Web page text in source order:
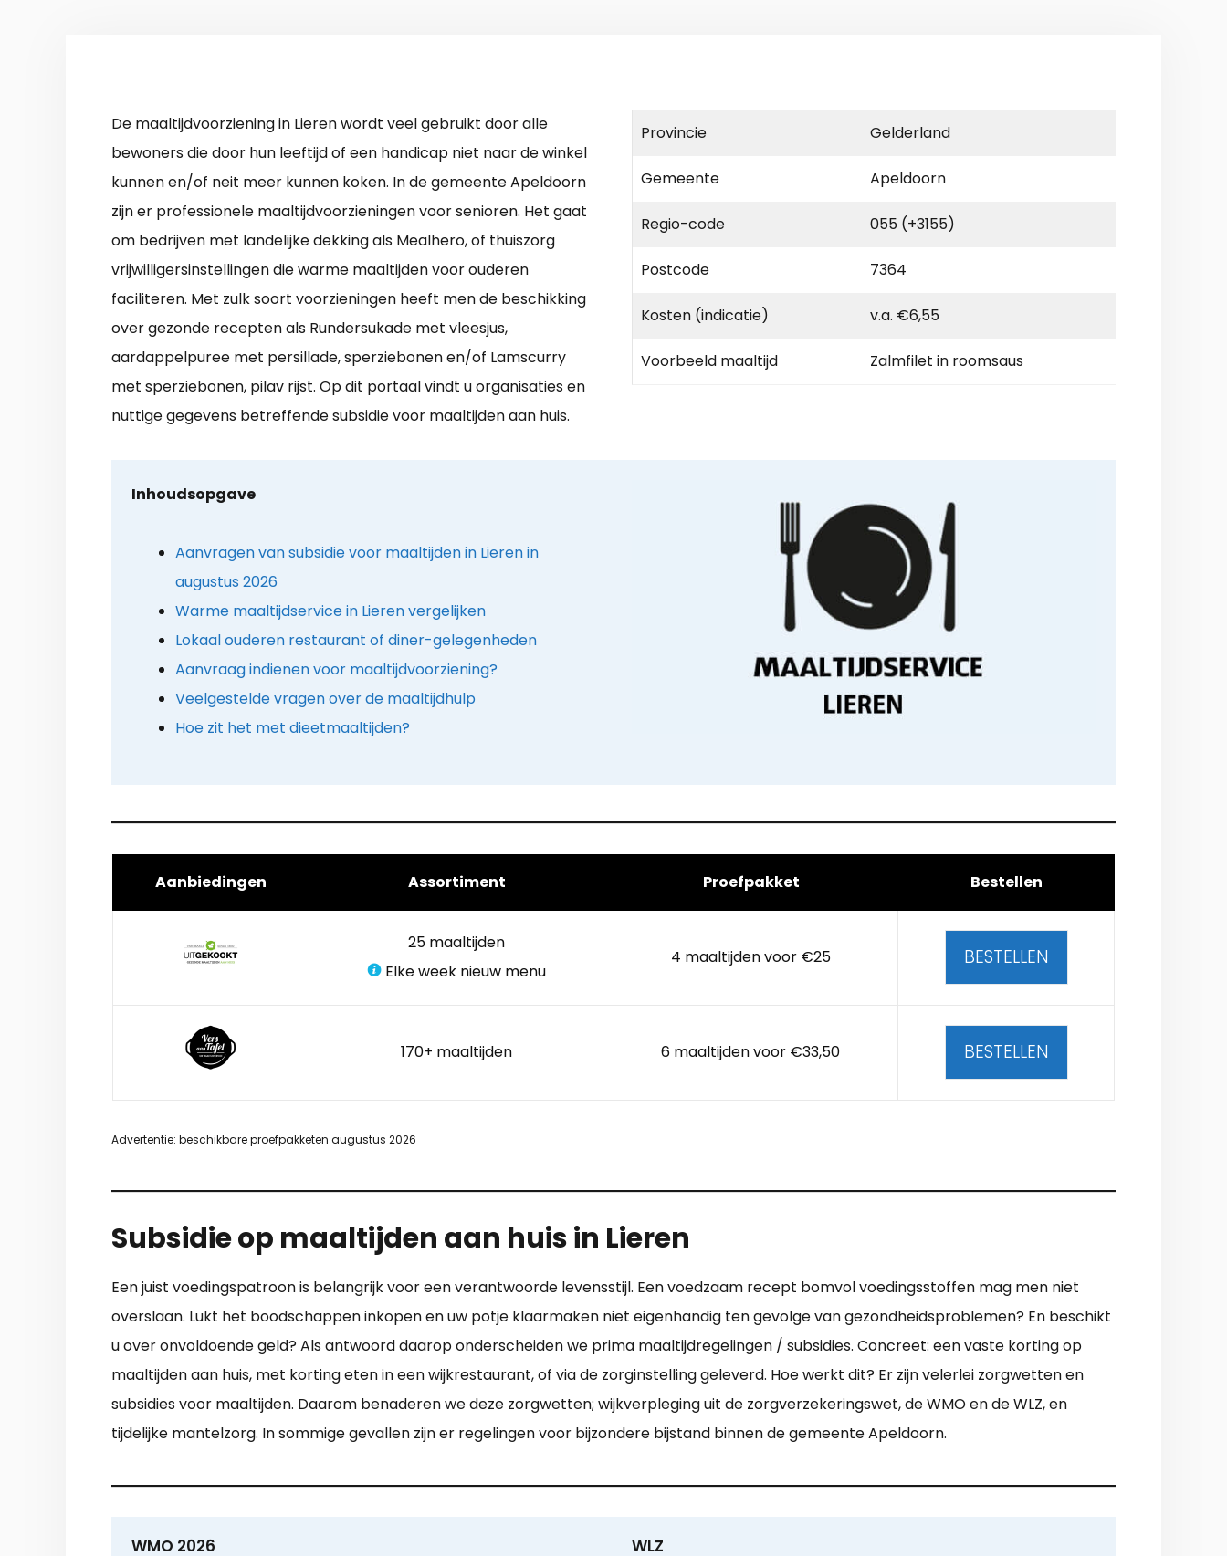
De maaltijdvoorziening in Lieren wordt veel gebruikt door alle
bewoners die door hun leeftijd of een handicap niet naar de winkel
kunnen en/of neit meer kunnen koken. In de gemeente Apeldoorn
zijn er professionele maaltijdvoorzieningen voor senioren. Het gaat
om bedrijven met landelijke dekking als Mealhero, of thuiszorg
vrijwilligersinstellingen die warme maaltijden voor ouderen
faciliteren. Met zulk soort voorzieningen heeft men de beschikking
over gezonde recepten als Rundersukade met vleesjus,
aardappelpuree met persillade, sperziebonen en/of Lamscurry
met sperziebonen, pilav rijst. Op dit portaal vindt u organisaties en
nuttige gegevens betreffende subsidie voor maaltijden aan huis.
Provincie Gelderland
Gemeente Apeldoorn
Regio-code 055 (+3155)
Postcode 7364
Kosten (indicatie) v.a. €6,55
Voorbeeld maaltijd Zalmfilet in roomsaus
Inhoudsopgave
Aanvragen van subsidie voor maaltijden in Lieren in
augustus 2026
Warme maaltijdservice in Lieren vergelijken
Lokaal ouderen restaurant of diner-gelegenheden
Aanvraag indienen voor maaltijdvoorziening?
Veelgestelde vragen over de maaltijdhulp
Hoe zit het met dieetmaaltijden?
Aanbiedingen Assortiment Proefpakket Bestellen
25 maaltijden
Elke week nieuw menu
4 maaltijden voor €25 BESTELLEN
170+ maaltijden 6 maaltijden voor €33,50 BESTELLEN
Advertentie: beschikbare proefpakketen augustus 2026
Subsidie op maaltijden aan huis in Lieren
Een juist voedingspatroon is belangrijk voor een verantwoorde levensstijl. Een voedzaam recept bomvol voedingsstoffen mag men niet
overslaan. Lukt het boodschappen inkopen en uw potje klaarmaken niet eigenhandig ten gevolge van gezondheidsproblemen? En beschikt
u over onvoldoende geld? Als antwoord daarop onderscheiden we prima maaltijdregelingen / subsidies. Concreet: een vaste korting op
maaltijden aan huis, met korting eten in een wijkrestaurant, of via de zorginstelling geleverd. Hoe werkt dit? Er zijn velerlei zorgwetten en
subsidies voor maaltijden. Daarom benaderen we deze zorgwetten; wijkverpleging uit de zorgverzekeringswet, de WMO en de WLZ, en
tijdelijke mantelzorg. In sommige gevallen zijn er regelingen voor bijzondere bijstand binnen de gemeente Apeldoorn.
WMO 2026 WLZ